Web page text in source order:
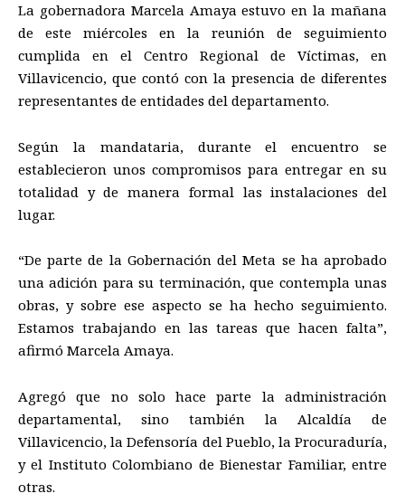
La gobernadora Marcela Amaya estuvoenla mañana
de este miércoles en la reunión de seguimiento
cumplida en el Centro Regional de Víctimas,
en
Villavicencio, que contó con la presencia de diferentes
representantes de entidades del departamento.
Según la mandataria, durante el encuentro se
establecieron unos compromisos para entregar en su
totalidad y de manera formal las instalaciones del
lugar.
“De parte de la Gobernación del Meta se ha aprobado
una adición parasu terminación, que contempla unas
obras, y sobre ese aspecto se ha hecho seguimiento.
Estamos trabajando en las tareas que hacen falta”,
afirmó Marcela Amaya.
Agregó que no solo hace parte la administración
departamental, sino también la Alcaldía de
Villavicencio, la Defensoría del Pueblo, laProcuraduría,
yel Instituto Colombiano de Bienestar Familiar, entre
otras.